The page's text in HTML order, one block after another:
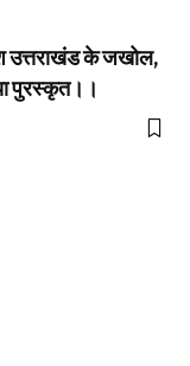
उत्तराखंड के जखोल,
पुरस्कृत।।